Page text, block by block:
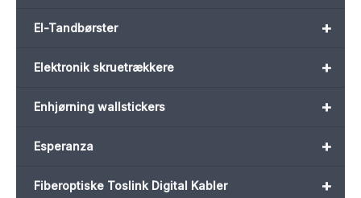
+
El-Tandbørster
+
Elektronik skruetrækkere
+
Enhjørning wallstickers
+
Esperanza
+
Fiberoptiske Toslink Digital Kabler